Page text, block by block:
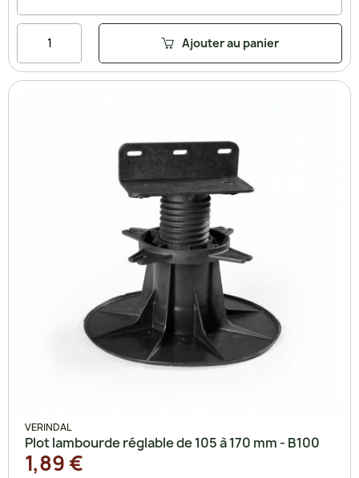
Ajouter au panier
VERINDAL
Plot lambourde réglable de 105 à 170 mm - B100
1,89 €